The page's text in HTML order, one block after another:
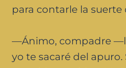
para contarle la suerte
—Ánimo, compadre
yo te sacaré del apuro.